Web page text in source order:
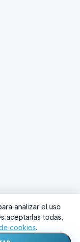
·Preferencias
analizar el uso
aceptarlas todas,
cookies.